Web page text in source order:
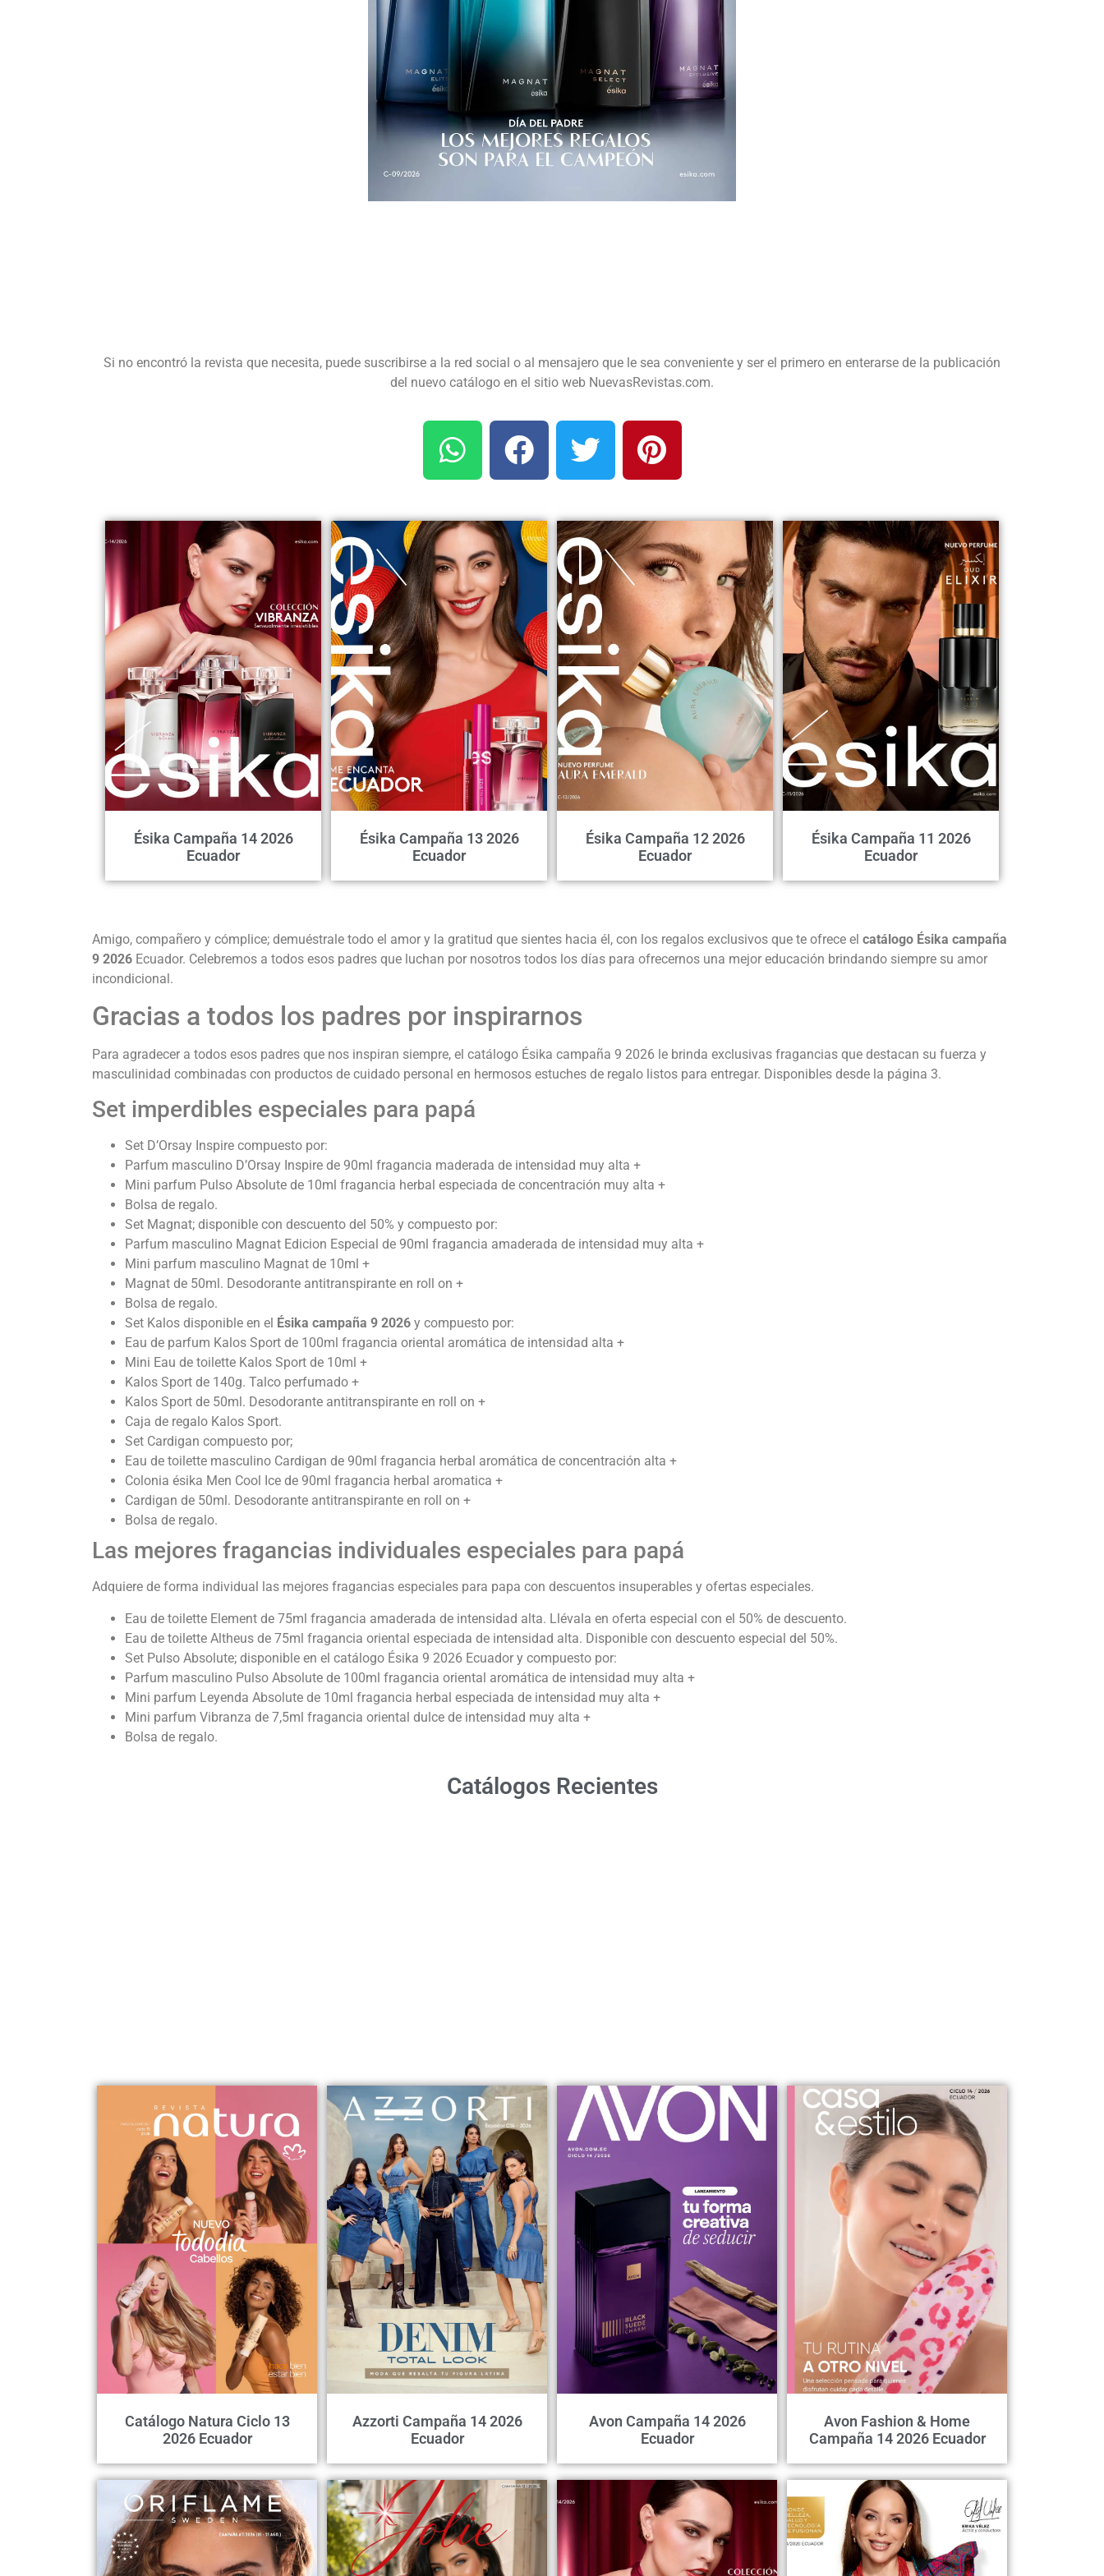
Si no encontró la revista que necesita, puede suscribirse a la red social o al mensajero que le sea conveniente y ser el primero en enterarse de la publicación
del nuevo catálogo en el sitio web NuevasRevistas.com.
Ésika Campaña 14 2026
Ecuador
Ésika Campaña 13 2026
Ecuador
Ésika Campaña 12 2026
Ecuador
Ésika Campaña 11 2026
Ecuador
Amigo, compañero y cómplice; demuéstrale todo el amor y la gratitud que sientes hacia él, con los regalos exclusivos que te ofrece el catálogo Ésika campaña
9 2026 Ecuador. Celebremos a todos esos padres que luchan por nosotros todos los días para ofrecernos una mejor educación brindando siempre su amor
incondicional.
Gracias a todos los padres por inspirarnos
Para agradecer a todos esos padres que nos inspiran siempre, el catálogo Ésika campaña 9 2026 le brinda exclusivas fragancias que destacan su fuerza y
masculinidad combinadas con productos de cuidado personal en hermosos estuches de regalo listos para entregar. Disponibles desde la página 3.
Set imperdibles especiales para papá
Set D’Orsay Inspire compuesto por:
Parfum masculino D’Orsay Inspire de 90ml fragancia maderada de intensidad muy alta +
Mini parfum Pulso Absolute de 10ml fragancia herbal especiada de concentración muy alta +
Bolsa de regalo.
Set Magnat; disponible con descuento del 50% y compuesto por:
Parfum masculino Magnat Edicion Especial de 90ml fragancia amaderada de intensidad muy alta +
Mini parfum masculino Magnat de 10ml +
Magnat de 50ml. Desodorante antitranspirante en roll on +
Bolsa de regalo.
Set Kalos disponible en el Ésika campaña 9 2026 y compuesto por:
Eau de parfum Kalos Sport de 100ml fragancia oriental aromática de intensidad alta +
Mini Eau de toilette Kalos Sport de 10ml +
Kalos Sport de 140g. Talco perfumado +
Kalos Sport de 50ml. Desodorante antitranspirante en roll on +
Caja de regalo Kalos Sport.
Set Cardigan compuesto por;
Eau de toilette masculino Cardigan de 90ml fragancia herbal aromática de concentración alta +
Colonia ésika Men Cool Ice de 90ml fragancia herbal aromatica +
Cardigan de 50ml. Desodorante antitranspirante en roll on +
Bolsa de regalo.
Las mejores fragancias individuales especiales para papá
Adquiere de forma individual las mejores fragancias especiales para papa con descuentos insuperables y ofertas especiales.
Eau de toilette Element de 75ml fragancia amaderada de intensidad alta. Llévala en oferta especial con el 50% de descuento.
Eau de toilette Altheus de 75ml fragancia oriental especiada de intensidad alta. Disponible con descuento especial del 50%.
Set Pulso Absolute; disponible en el catálogo Ésika 9 2026 Ecuador y compuesto por:
Parfum masculino Pulso Absolute de 100ml fragancia oriental aromática de intensidad muy alta +
Mini parfum Leyenda Absolute de 10ml fragancia herbal especiada de intensidad muy alta +
Mini parfum Vibranza de 7,5ml fragancia oriental dulce de intensidad muy alta +
Bolsa de regalo.
Catálogos Recientes
Catálogo Natura Ciclo 13
2026 Ecuador
Azzorti Campaña 14 2026
Ecuador
Avon Campaña 14 2026
Ecuador
Avon Fashion & Home
Campaña 14 2026 Ecuador